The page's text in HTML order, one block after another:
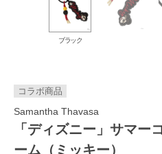
ブラック
Samantha Thavasa
「ディズニー」サマー
ーム（ミッキー）
コラボ商品